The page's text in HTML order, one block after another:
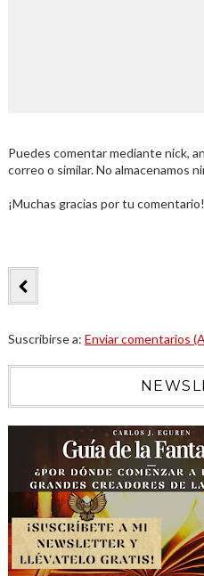
Puedes comentar mediante nick,
correo o similar. No almacenamos
¡Muchas gracias por tu comentario!
Suscribirse a: Enviar comentarios